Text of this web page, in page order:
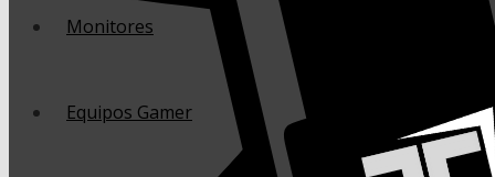
Monitores
Equipos Gamer